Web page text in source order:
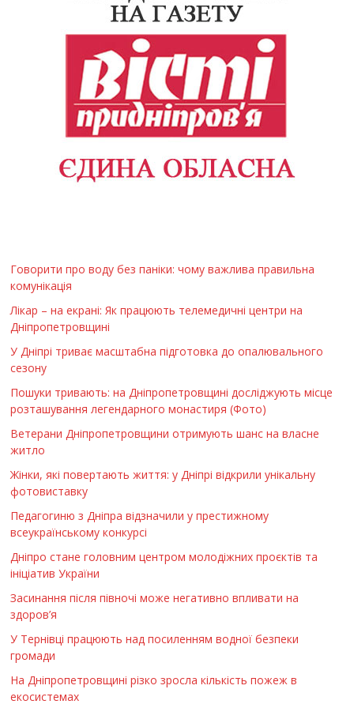
Говорити про воду без паніки: чому важлива правильна
комунікація
Лікар – на екрані: Як працюють телемедичні центри на
Дніпропетровщині
У Дніпрі триває масштабна підготовка до опалювального
сезону
Пошуки тривають: на Дніпропетровщині досліджують місце
розташування легендарного монастиря (Фото)
Ветерани Дніпропетровщини отримують шанс на власне
житло
Жінки, які повертають життя: у Дніпрі відкрили унікальну
фотовиставку
Педагогиню з Дніпра відзначили у престижному
всеукраїнському конкурсі
Дніпро стане головним центром молодіжних проєктів та
ініціатив України
Засинання після півночі може негативно впливати на
здоров’я
У Тернівці працюють над посиленням водної безпеки
громади
На Дніпропетровщині різко зросла кількість пожеж в
екосистемах